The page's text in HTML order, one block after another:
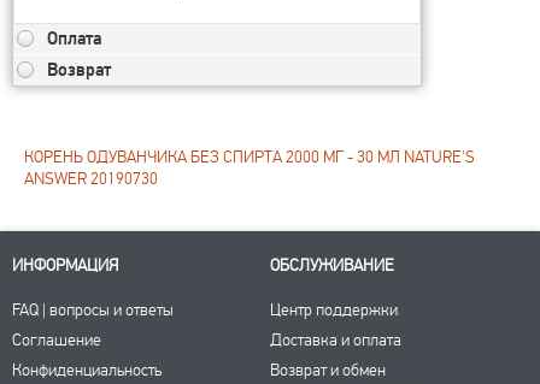
Оплата
Возврат
КОРЕНЬ ОДУВАНЧИКА БЕЗ СПИРТА 2000 МГ - 30 МЛ NATURE'S
ANSWER 20190730
ИНФОРМАЦИЯ
FAQ | вопросы и ответы
Соглашение
Конфиденциальность
ОБСЛУЖИВАНИЕ
Центр поддержки
Доставка и оплата
Возврат и обмен